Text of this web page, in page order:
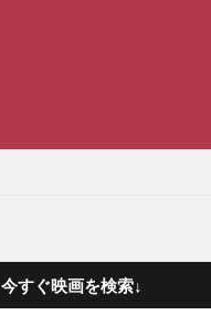
今すぐ映画を検索↓